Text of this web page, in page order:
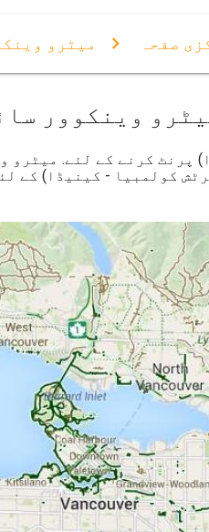
صفحہ میٹرو
وینکوور
پرنٹ کرنے کے لئے. میٹرو